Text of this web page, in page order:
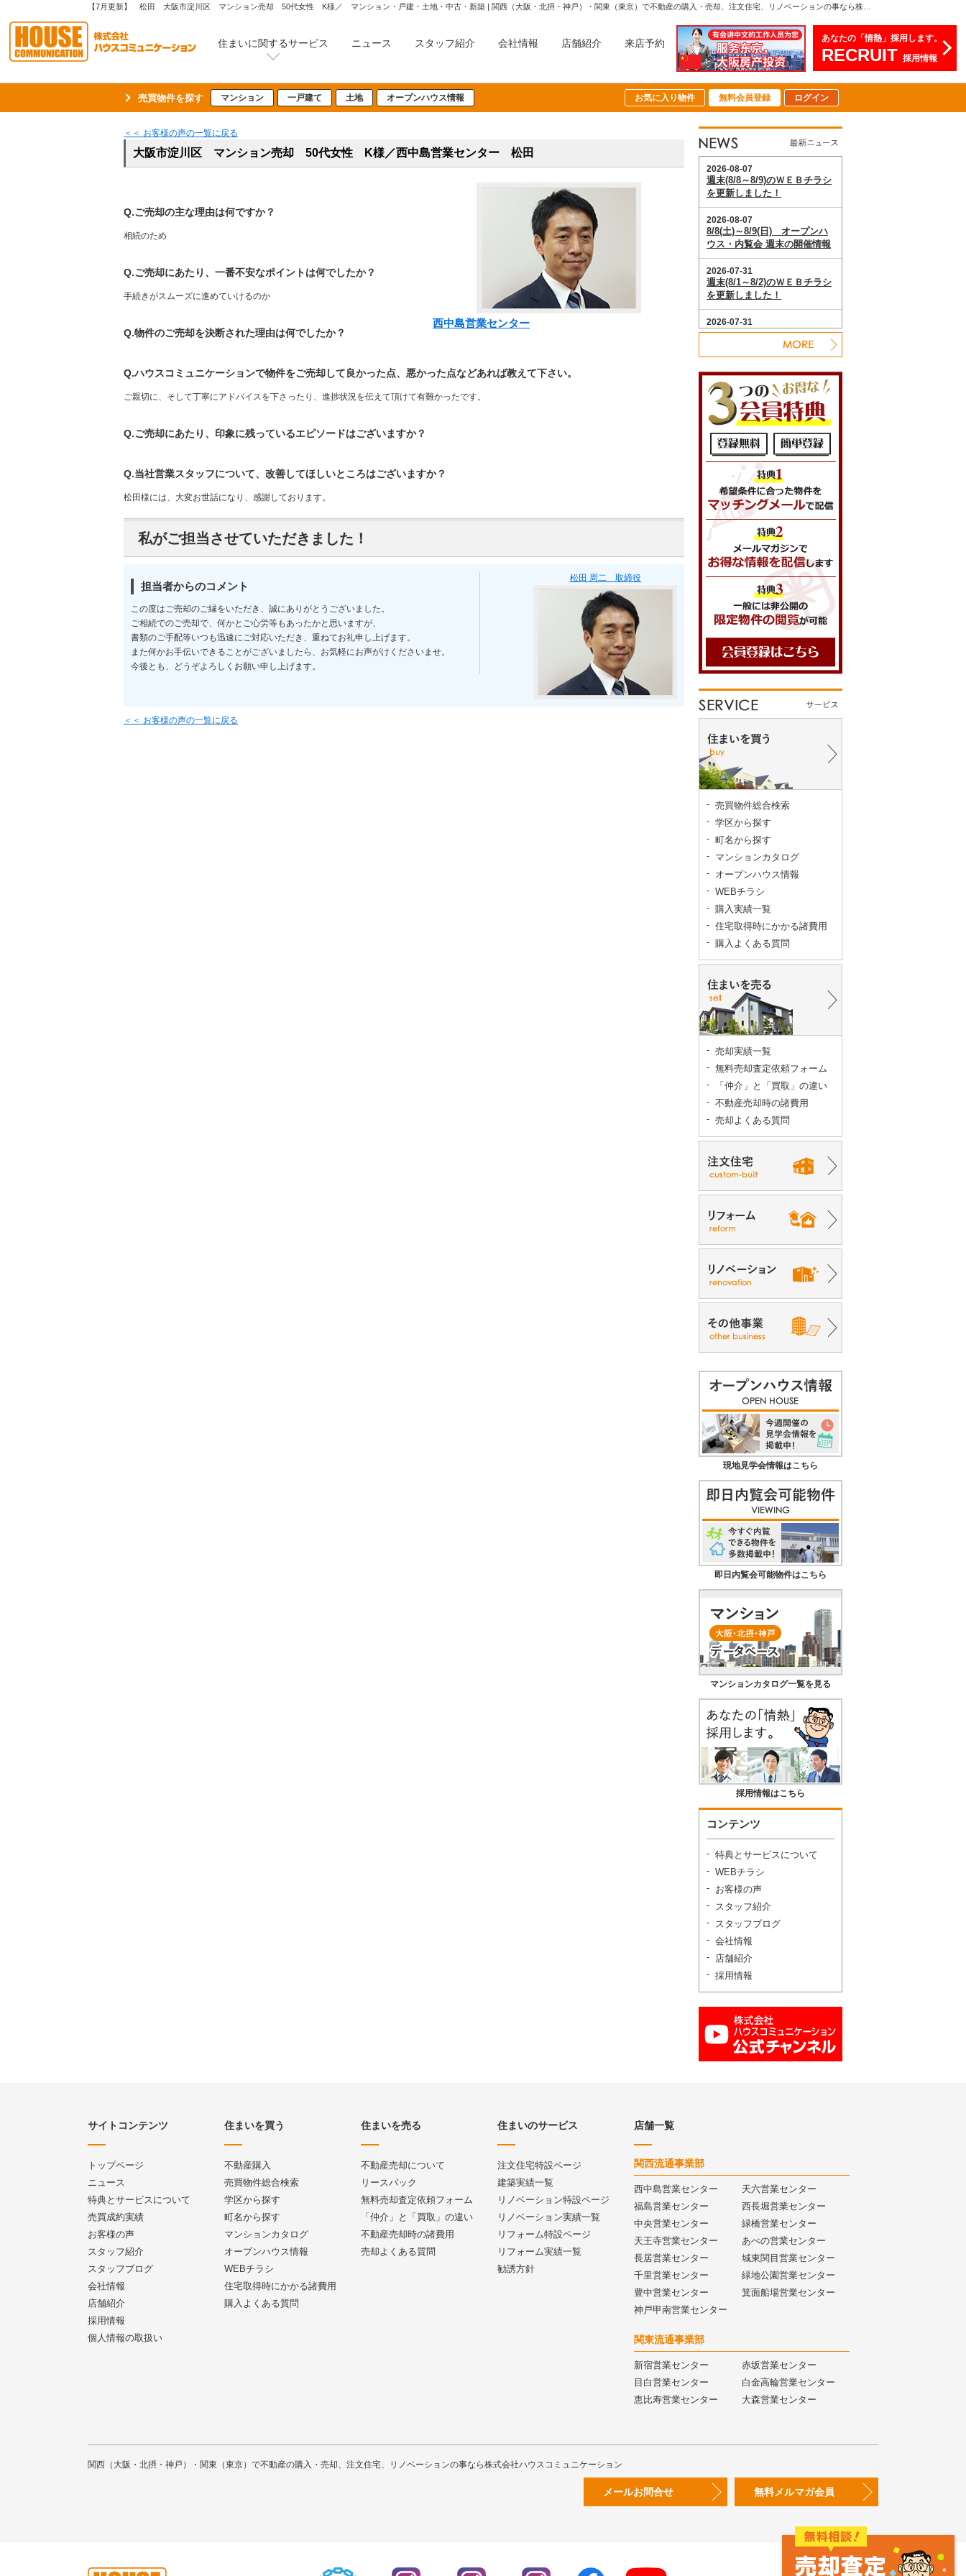
住まいに関するサービス ニュース スタッフ紹介 会社情報 店舗紹介 来店予約 あなたの「情熱」採用します。
RECRUIT 採用情報
売買物件を探す マンション 一戸建て 土地 オープンハウス情報 お気に入り物件 無料会員登録 ログイン
＜＜ お客様の声の一覧に戻る
大阪市淀川区 マンション売却 50代女性 K様／西中島営業センター 松田
西中島営業センター
Q.ご売却の主な理由は何ですか？
相続のため
Q.ご売却にあたり、一番不安なポイントは何でしたか？
手続きがスムーズに進めていけるのか
Q.物件のご売却を決断された理由は何でしたか？
Q.ハウスコミュニケーションで物件をご売却して良かった点、悪かった点などあれば教えて下さい。
ご親切に、そして丁寧にアドバイスを下さったり、進捗状況を伝えて頂けて有難かったです。
Q.ご売却にあたり、印象に残っているエピソードはございますか？
Q.当社営業スタッフについて、改善してほしいところはございますか？
松田様には、大変お世話になり、感謝しております。
私がご担当させていただきました！
担当者からのコメント
この度はご売却のご縁をいただき、誠にありがとうございました。
ご相続でのご売却で、何かとご心労等もあったかと思いますが、
書類のご手配等いつも迅速にご対応いただき、重ねてお礼申し上げます。
また何かお手伝いできることがございましたら、お気軽にお声がけくださいませ。
今後とも、どうぞよろしくお願い申し上げます。
松田 周二 取締役
＜＜ お客様の声の一覧に戻る
売買物件総合検索
学区から探す
町名から探す
マンションカタログ
オープンハウス情報
WEBチラシ
購入実績一覧
住宅取得時にかかる諸費用
購入よくある質問
売却実績一覧
無料売却査定依頼フォーム
「仲介」と「買取」の違い
不動産売却時の諸費用
売却よくある質問
現地見学会情報はこちら
即日内覧会可能物件はこちら
マンションカタログ一覧を見る
採用情報はこちら
コンテンツ
特典とサービスについて
WEBチラシ
お客様の声
スタッフ紹介
スタッフブログ
会社情報
店舗紹介
採用情報
サイトコンテンツ
トップページ
ニュース
特典とサービスについて
売買成約実績
お客様の声
スタッフ紹介
スタッフブログ
会社情報
店舗紹介
採用情報
個人情報の取扱い
住まいを買う
不動産購入
売買物件総合検索
学区から探す
町名から探す
マンションカタログ
オープンハウス情報
WEBチラシ
住宅取得時にかかる諸費用
購入よくある質問
住まいを売る
不動産売却について
リースバック
無料売却査定依頼フォーム
「仲介」と「買取」の違い
不動産売却時の諸費用
売却よくある質問
住まいのサービス
注文住宅特設ページ
建築実績一覧
リノベーション特設ページ
リノベーション実績一覧
リフォーム特設ページ
リフォーム実績一覧
勧誘方針
店舗一覧
関西流通事業部
西中島営業センター
天六営業センター
福島営業センター
西長堀営業センター
中央営業センター
緑橋営業センター
天王寺営業センター
あべの営業センター
長居営業センター
城東関目営業センター
千里営業センター
緑地公園営業センター
豊中営業センター
箕面船場営業センター
神戸甲南営業センター
関東流通事業部
新宿営業センター
赤坂営業センター
目白営業センター
白金高輪営業センター
恵比寿営業センター
大森営業センター
関西（大阪・北摂・神戸）・関東（東京）で不動産の購入・売却、注文住宅、リノベーションの事なら株式会社ハウスコミュニケーション
メールお問合せ 無料メルマガ会員